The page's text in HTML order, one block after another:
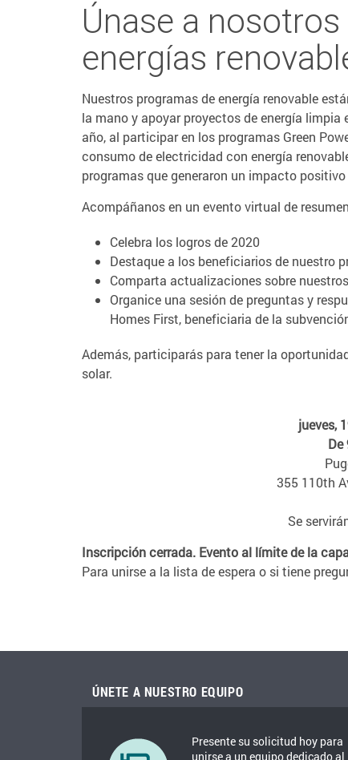
Únase a
energías
Nuestros programas de energía renovable
la mano y apoyar proyectos de energía limpia
año, al participar en los programas Green
consumo de electricidad con energía
programas que generaron un impacto
Acompáñanos en un evento virtual de
Celebra los logros de 2020
Destaque a los beneficiarios de nuestro
Comparta actualizaciones sobre
Organice una sesión de preguntas y
Homes First, beneficiaria de la
Además, participarás para tener la
solar.
jueves,
De
355 110th
Se
Inscripción cerrada. Evento al límite de la
Para unirse a la lista de espera o si tiene
ÚNETE A NUESTRO EQUIPO
Presente su solicitud hoy para
unirse a un equipo dedicado al